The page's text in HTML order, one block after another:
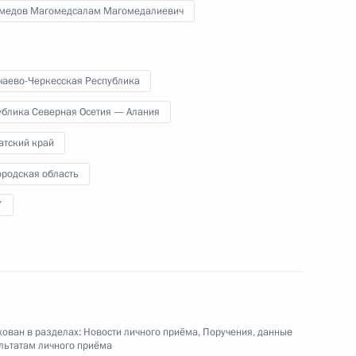
данного по итогам личного приёма
Магаданской области, проведённого
Федерации начальником Управления
общественным связям и коммуникациям
по итогам личного приёма в режиме видео-
Магомедсалам Магомедалиевич
Черкесская Республика
Северная Осетия — Алания
край
область
в разделах: Новости личного приёма, Поручения, данные
личного приёма